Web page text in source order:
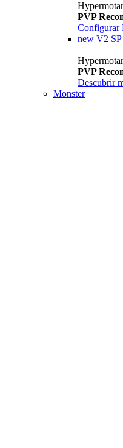
PVP
Configurar
new V2
PVP
Descubrir
Monster